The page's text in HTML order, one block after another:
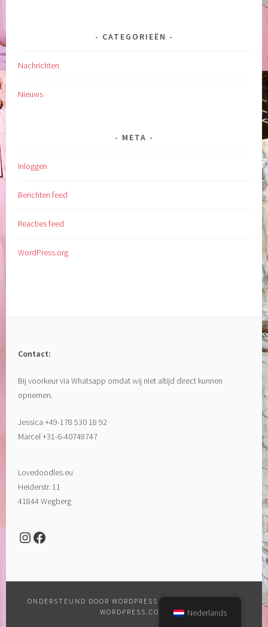
CATEGORIEËN
Nachrichten
Nieuws
META
Inloggen
Berichten feed
Reacties feed
WordPress.org
Contact:
Bij voorkeur via Whatsapp omdat wij niet altijd direct kunnen
opnemen.
Jessica +49-178 530 18 92
Marcel +31-6-40748747
Lovedoodles.eu
Heiderstr. 11
41844 Wegberg
Instagram
Facebook
ONDERSTEUND DOOR WORDPRESS |
THEMA: SELA DOOR
WORDPRESS.COM
Nederlands